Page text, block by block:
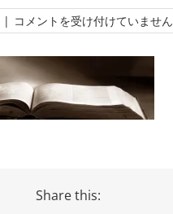
| archives
2
は
コメントを受け付けていません
Share this: